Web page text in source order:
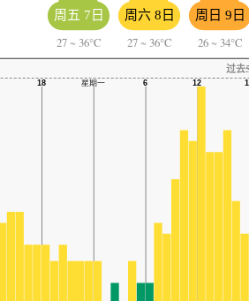
周五 7日
27 ~ 36°C
周六 8日
27 ~ 36°C
周日 9日
26 ~ 34°C
过去